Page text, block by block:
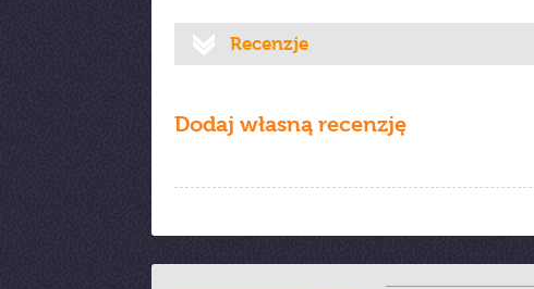
Recenzje
Dodaj własną recenzję